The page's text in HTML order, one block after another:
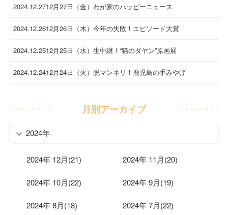
2024.12.2712月27日（金）わが家のハッピーニュース
2024.12.2612月26日（木）今年の失敗！エピソード大賞
2024.12.2512月25日（水）生中継！“猫のダヤン”原画展
2024.12.2412月24日（火）脱マンネリ！鹿児島の手みやげ
月別アーカイブ
2024年
2024年 12月(21) 2024年 11月(20)
2024年 10月(22) 2024年 9月(19)
2024年 8月(18) 2024年 7月(22)